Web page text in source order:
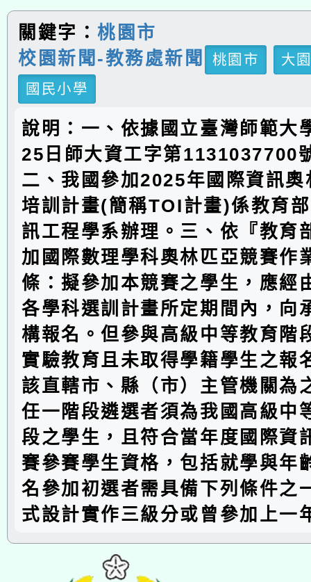
關鍵字：桃園市
校園新聞-教務處新聞
桃園市
大
國民小學
說明：一、依據國立臺灣師範大
25日師大資工字第1131037700
二、我國參加2025年國際資訊奧
培訓計畫(簡稱TOI計畫)係教育
訊工程學系辦理。三、依『教育
加國際數理學科奧林匹亞競賽作
條：擬參加本競賽之學生，應經
各學科選訓計畫所定期間內，向
構報名。但參與高級中等教育階
實驗教育且未取得學籍學生之報
該直轄市、縣（市）主管機關為
任一階段遴選者須為我國高級中
段之學生，且符合當年度國際資
賽參賽學生資格，包括就學與年
名參加初選者需具備下列條件之
式設計實作三級分或曾參加上一